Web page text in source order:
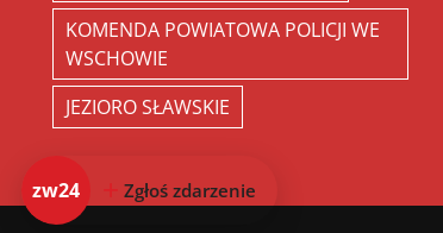
KOMENDA POWIATOWA POLICJI WE
WSCHOWIE
JEZIORO SŁAWSKIE
zw24 Zgłoś zdarzenie